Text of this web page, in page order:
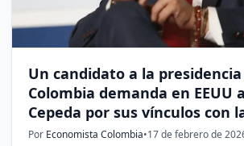
Un candidato a la presidencia
Colombia demanda en EEUU
Cepeda por sus vínculos con
Por Economista Colombia•17 de febrero de